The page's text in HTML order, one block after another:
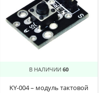
В НАЛИЧИИ 60
KY-004 – модуль тактовой